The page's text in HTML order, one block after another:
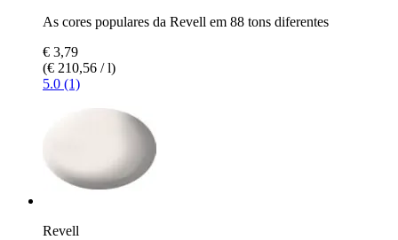
As cores populares da Revell em 88 tons diferentes
€ 3,79
(€ 210,56 / l)
5.0 (1)
Revell